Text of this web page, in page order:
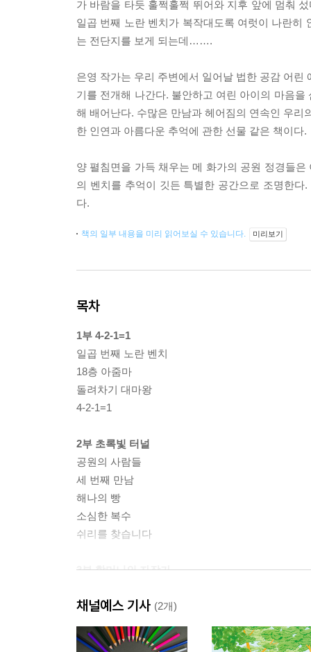
가 바람을 타듯 훌쩍훌쩍 뛰어와 지후 앞에 멈춰
일곱 번째 노란 벤치가 복작대도록 여럿이 나란히
는 전단지를 보게 되는데…….
은영 작가는 우리 주변에서 일어날 법한 공감 어
기를 전개해 나간다. 불안하고 여린 아이의 마음
해 배어난다. 수많은 만남과 헤어짐의 연속인 우
한 인연과 아름다운 추억에 관한 선물 같은 책이다.
양 펼침면을 가득 채우는 메 화가의 공원 정경들
의 벤치를 추억이 깃든 특별한 공간으로 조명한
다.
책의 일부 내용을 미리 읽어보실 수 있습니다. 미리보기
목차
1부 4-2-1=1
일곱 번째 노란 벤치
18층 아줌마
돌려차기 대마왕
4-2-1=1
2부 초록빛 터널
공원의 사람들
세 번째 만남
해나의 빵
소심한 복수
쉬리를 찾습니다
3부 할머니의 자장가
놀라지 마세요
걱정하지 마
그 남자를 다시 만나다
채널예스 기사 (2개)